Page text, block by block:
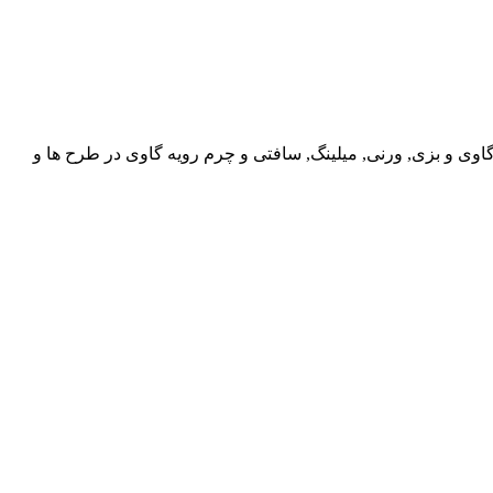
و بزی, ورنی, میلینگ, سافتی و چرم رویه گاوی در طرح ها و